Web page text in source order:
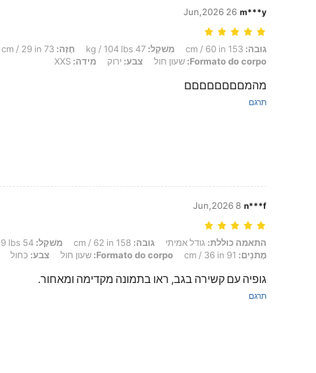
m***y
26 Jun,2026
גובה: 153 cm / 60 in, מִשׁקָל: 47 kg / 104 lbs, חָזֶה: 73 cm / 29 in, מוֹתֶן: 59 cm / 23 in, מָתנַיִם: 84 cm / 33 in, Formato do corpo: שעון חול, צבע: ירוק, מידה: XXS
גובה: מִשׁקָל: חָזֶה:
Formato do corpo: שעון חול צבע: ירוק מידה:
מהמםםםםםםםם
תרגם
n***f
8 Jun,2026
התאמה כוללת: גודל אמיתי, גובה: 158 cm / 62 in, מִשׁקָל: 54 kg / 119 lbs, חָזֶה: 82 cm / 32 in, מוֹתֶן: 65 cm / 26 in, מָתנַיִם: 91 cm / 36 in, Formato do corpo: שעון חול, צבע: כחול, מידה: S
התאמה כוללת: גודל אמיתי גובה: מִשׁקָל:
מָתנַיִם:
Formato do corpo: שעון חול צבע: כחול
גופיה עם קשירה בגב, ראו בתמונה מקדימה ומאחור.
תרגם